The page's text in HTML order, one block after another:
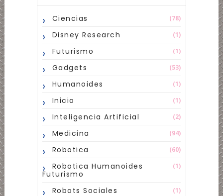
Ciencias (78)
Disney Research (1)
Futurismo (1)
Gadgets (53)
Humanoides (1)
Inicio (1)
Inteligencia Artificial (2)
Medicina (94)
Robotica (60)
Robotica Humanoides
Futurismo
(1)
Robots Sociales (1)